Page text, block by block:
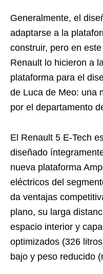
Generalmente, el
adaptarse a la
construir, pero en
Renault lo hicieron a
plataforma para el
de Luca de Meo: una
por el departamento
El Renault 5 E-Tech
diseñado
nueva plataforma
eléctricos del
da ventajas
plano, su larga
espacio interior y
optimizados (326
bajo y peso reducido